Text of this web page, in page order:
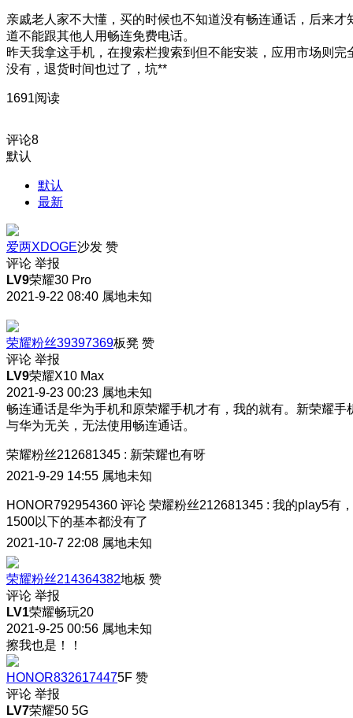
亲戚老人家不大懂，买的时候也不知道没有畅连通话，后来才
道不能跟其他人用畅连免费电话。
昨天我拿这手机，在搜索栏搜索到但不能安装，应用市场则完
没有，退货时间也过了，坑**
1691阅读
评论8
默认
默认
最新
爱两XDOGE沙发 赞
评论 举报
LV9荣耀30 Pro
2021-9-22 08:40 属地未知
荣耀粉丝39397369板凳 赞
评论 举报
LV9荣耀X10 Max
2021-9-23 00:23 属地未知
畅连通话是华为手机和原荣耀手机才有，我的就有。新荣耀手
与华为无关，无法使用畅连通话。
荣耀粉丝212681345 : 新荣耀也有呀
2021-9-29 14:55 属地未知
HONOR792954360 评论 荣耀粉丝212681345 : 我的play5有，
1500以下的基本都没有了
2021-10-7 22:08 属地未知
荣耀粉丝214364382地板 赞
评论 举报
LV1荣耀畅玩20
2021-9-25 00:56 属地未知
擦我也是！！
HONOR8326174475F 赞
评论 举报
LV7荣耀50 5G